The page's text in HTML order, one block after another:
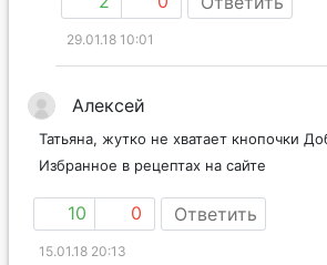
29.01.18 10:01
Алексей
Татьяна, жутко не хватает кнопочки
Избранное в рецептах на сайте
10 0 Ответить
15.01.18 20:13